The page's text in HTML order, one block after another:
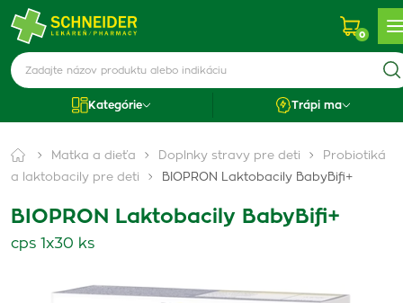
0
Kategórie Trápi ma
Matka a dieťa Doplnky stravy pre deti
Probiotiká
a laktobacily pre deti
BIOPRON Laktobacily BabyBifi+
BIOPRON Laktobacily BabyBifi+
cps 1x30 ks